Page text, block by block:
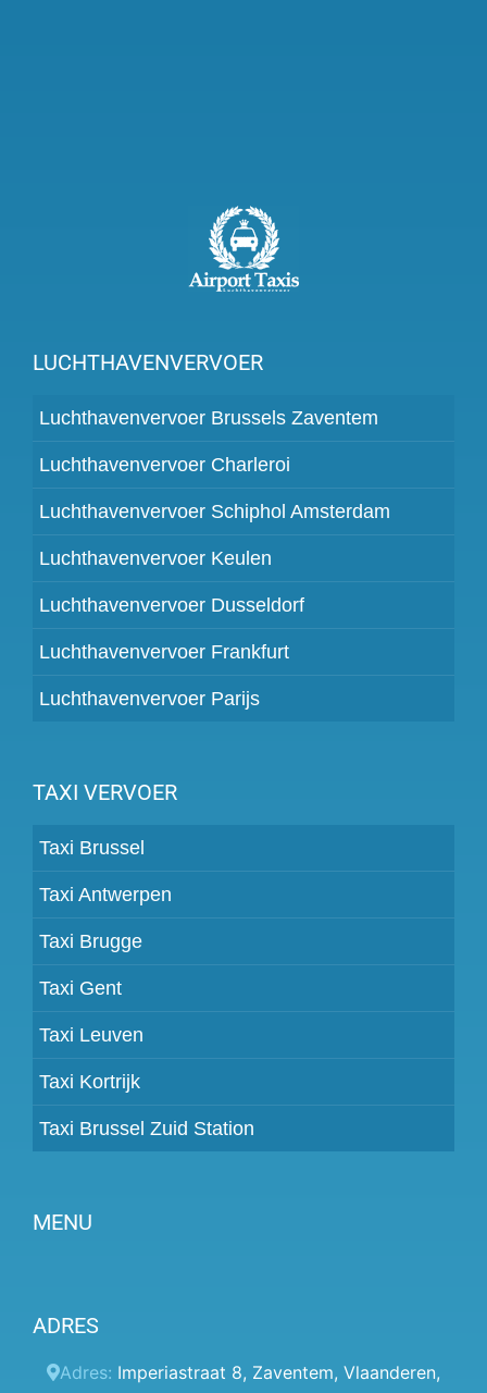
LUCHTHAVENVERVOER
Luchthavenvervoer Brussels Zaventem
Luchthavenvervoer Charleroi
Luchthavenvervoer Schiphol Amsterdam
Luchthavenvervoer Keulen
Luchthavenvervoer Dusseldorf
Luchthavenvervoer Frankfurt
Luchthavenvervoer Parijs
TAXI VERVOER
Taxi Brussel
Taxi Antwerpen
Taxi Brugge
Taxi Gent
Taxi Leuven
Taxi Kortrijk
Taxi Brussel Zuid Station
MENU
Prijzen
Klantenpaneel
ADRES
Adres: Imperiastraat 8, Zaventem, Vlaanderen,